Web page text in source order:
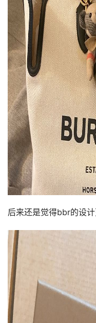
后来还是觉得bbr的设